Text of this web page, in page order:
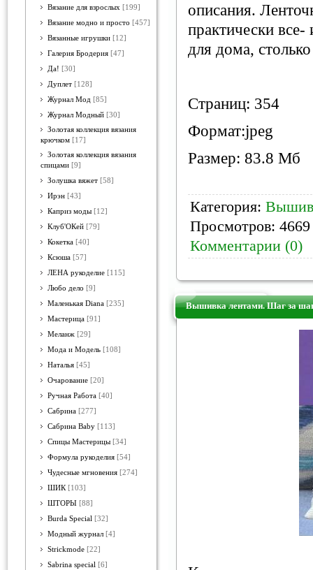
Вязание для взрослых [199]
Вязание модно и просто [457]
Вязанные игрушки [12]
Галерия Бродерия [47]
Да! [30]
Дуплет [128]
Журнал Мод [85]
Журнал Модный [30]
Золотая коллекция вязания
крючком [17]
Золотая коллекция вязания
спицами [9]
Золушка вяжет [58]
Ирэн [43]
Каприз моды [12]
Клуб'ОКей [79]
Кокетка [40]
Ксюша [57]
ЛЕНА рукоделие [115]
Любо дело [9]
Маленькая Diana [235]
Мастерица [91]
Меланж [29]
Мода и Модель [108]
Наталья [45]
Очарование [20]
Ручная Работа [40]
Сабрина [277]
Сабрина Baby [113]
Спицы Мастерицы [34]
Формула рукоделия [54]
Чудесные мгновения [274]
ШИК [103]
ШТОРЫ [88]
Burda Special [32]
Модный журнал [4]
Strickmode [22]
Sabrina special [6]
описания.
практически
для дома,
Страниц: 354
Формат:jpeg
Размер: 83.8 Мб
Категория:
Просмотров:
Комментарии (0)
Вышивка лентами. Шаг за